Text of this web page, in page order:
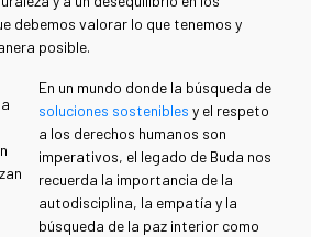
debemos valorar lo que tenemos y
posible.
En un mundo donde la búsqueda de
soluciones sostenibles y el respeto
a los derechos humanos son
imperativos, el legado de Buda nos
recuerda la importancia de la
autodisciplina, la empatía y la
búsqueda de la paz interior como